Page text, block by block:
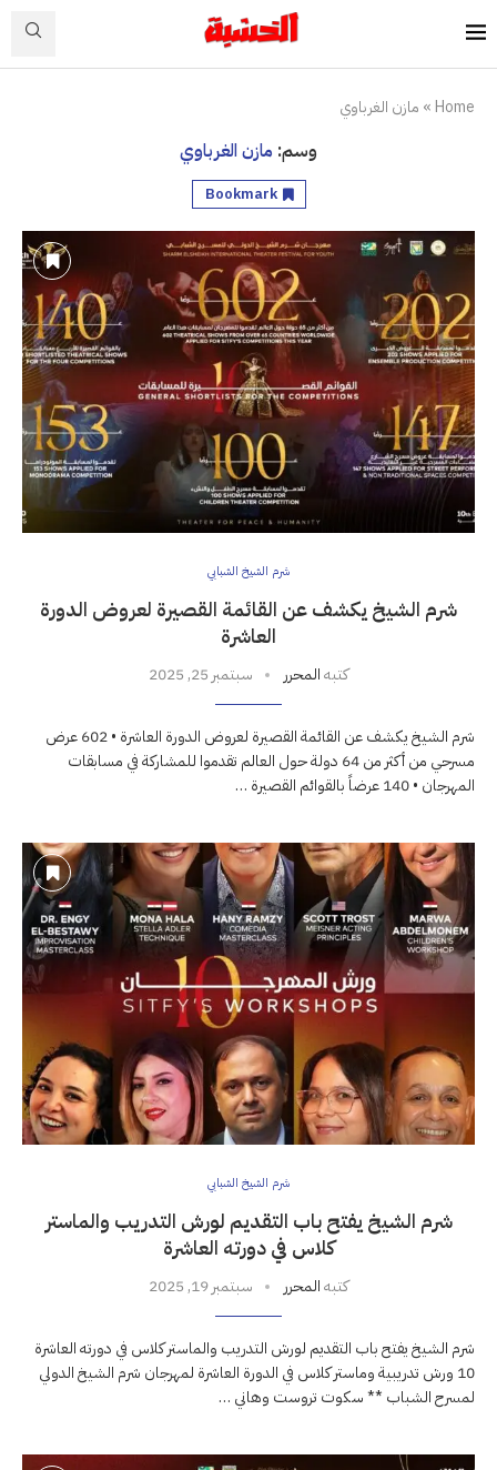
Home
» مازن الغرباوي
وسم: مازن الغرباوي
Bookmark
شرم الشيخ الشبابي
شرم الشيخ يكشف عن القائمة القصيرة لعروض الدورة
العاشرة
كتبهالمحرر سبتمبر 25, 2025
شرم الشيخ يكشف عن القائمة القصيرة لعروض الدورة العاشرة • 602 عرض
مسرحي من أكثر من 64 دولة حول العالم تقدموا للمشاركة في مسابقات
المهرجان • 140 عرضاً بالقوائم القصيرة …
شرم الشيخ الشبابي
شرم الشيخ يفتح باب التقديم لورش التدريب والماستر
كلاس في دورته العاشرة
كتبهالمحرر سبتمبر 19, 2025
شرم الشيخ يفتح باب التقديم لورش التدريب والماستر كلاس في دورته العاشرة
10 ورش تدريبية وماستر كلاس في الدورة العاشرة لمهرجان شرم الشيخ الدولي
لمسرح الشباب ** سكوت تروست وهاني …